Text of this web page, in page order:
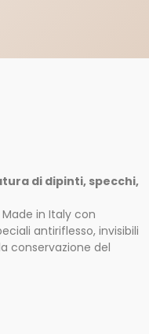
di dipinti, specchi,
in Italy con
antiriflesso, invisibili
conservazione del